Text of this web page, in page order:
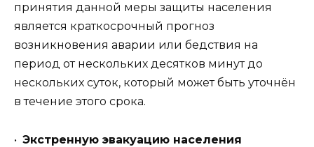
принятия данной меры защиты населения
является краткосрочный прогноз
возникновения аварии или бедствия на
период от нескольких десятков минут до
нескольких суток, который может быть уточнён
в течение этого срока.
• Экстренную эвакуацию населения